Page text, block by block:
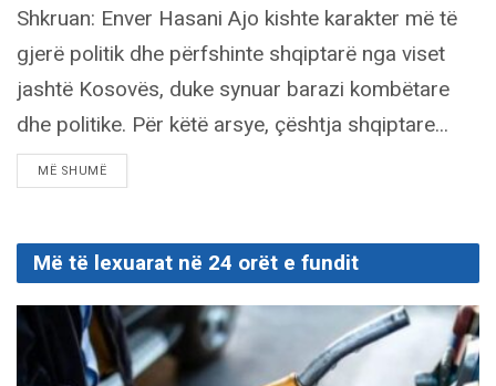
Shkruan: Enver Hasani Ajo kishte karakter më të
gjerë politik dhe përfshinte shqiptarë nga viset
jashtë Kosovës, duke synuar barazi kombëtare
dhe politike. Për këtë arsye, çështja shqiptare...
MË SHUMËDETAILS
Më të lexuarat në 24 orët e fundit